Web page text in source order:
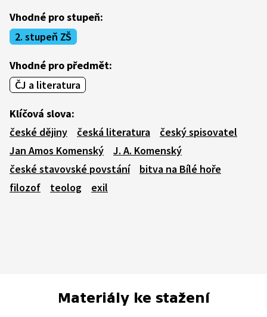
Vhodné pro stupeň:
2. stupeň ZŠ
Vhodné pro předmět:
ČJ a literatura
Klíčová slova:
české dějiny
česká literatura
český spisovatel
Jan Amos Komenský
J. A. Komenský
české stavovské povstání
bitva na Bílé hoře
filozof
teolog exil
Materiály ke stažení